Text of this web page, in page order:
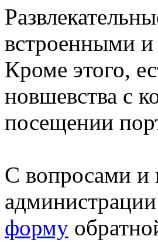
встроенными и
Кроме этого,
новшевства с
посещении
С вопросами и
форму